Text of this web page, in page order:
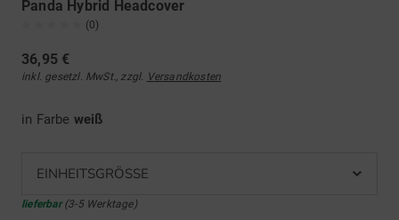
Panda Hybrid Headcover
(0)
36,95 €
inkl. gesetzl. MwSt., zzgl. Versandkosten
in Farbe weiß
EINHEITSGRÖSSE
lieferbar(3-5 Werktage)